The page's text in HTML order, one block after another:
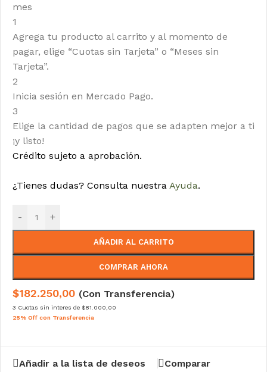
mes
1
Agrega tu producto al carrito y al momento de
pagar, elige “Cuotas sin Tarjeta” o “Meses sin
Tarjeta”.
2
Inicia sesión en Mercado Pago.
3
Elige la cantidad de pagos que se adapten mejor a ti
¡y listo!
Crédito sujeto a aprobación.
¿Tienes dudas? Consulta nuestra Ayuda.
- +
AÑADIR AL CARRITO
COMPRAR AHORA
$182.250,00 (Con Transferencia)
3 Cuotas sin interes de $81.000,00
25% Off con Transferencia
Añadir a la lista de deseos Comparar